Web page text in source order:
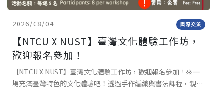
2026/08/04 國際交流
【NTCU X NUST】臺灣文化體驗工作坊，
歡迎報名參加！
【NTCU X NUST】臺灣文化體驗工作坊，歡迎報名參加！來一
場充滿臺灣特色的文化體驗吧！透過手作編織與書法課程，親手